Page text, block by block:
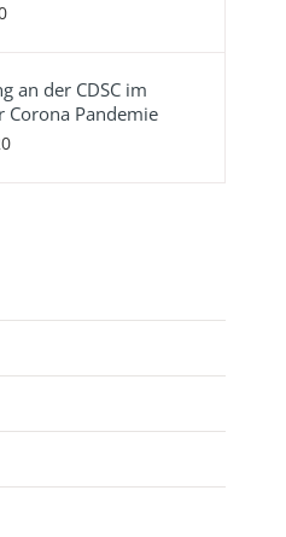
an der CDSC im
Corona Pandemie